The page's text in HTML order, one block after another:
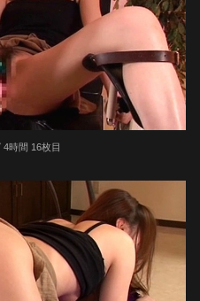
時間 16枚目